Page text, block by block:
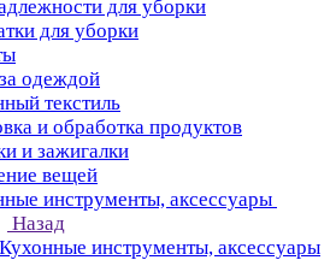
для уборки
для уборки
одеждой
текстиль
и обработка продуктов
и зажигалки
вещей
инструменты, аксессуары
Назад
Кухонные инструменты, аксессуары